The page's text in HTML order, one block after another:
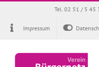
Zum
springen
Tel. 02 51 / 5 45
Impressum